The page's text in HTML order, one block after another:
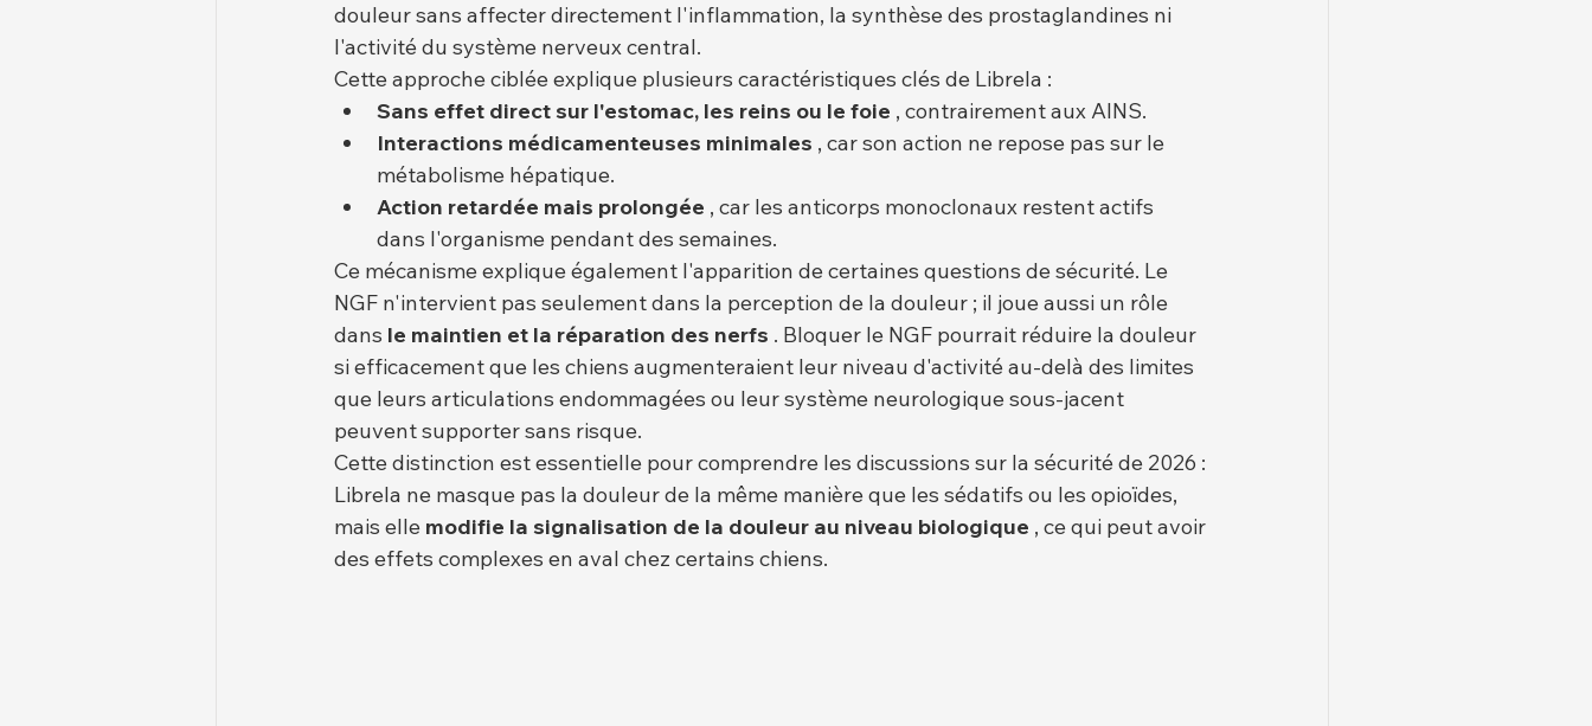
douleur sans affecter directement l'inflammation, la synthèse des prostaglandines ni
l'activité du système nerveux central.
Cette approche ciblée explique plusieurs caractéristiques clés de Librela :
Sans effet direct sur l'estomac, les reins ou le foie , contrairement aux AINS.
Interactions médicamenteuses minimales , car son action ne repose pas sur le
métabolisme hépatique.
Action retardée mais prolongée , car les anticorps monoclonaux restent actifs
dans l'organisme pendant des semaines.
Ce mécanisme explique également l'apparition de certaines questions de sécurité. Le
NGF n'intervient pas seulement dans la perception de la douleur ; il joue aussi un rôle
dans le maintien et la réparation des nerfs . Bloquer le NGF pourrait réduire la douleur
si efficacement que les chiens augmenteraient leur niveau d'activité au-delà des limites
que leurs articulations endommagées ou leur système neurologique sous-jacent
peuvent supporter sans risque.
Cette distinction est essentielle pour comprendre les discussions sur la sécurité de 2026 :
Librela ne masque pas la douleur de la même manière que les sédatifs ou les opioïdes,
mais elle modifie la signalisation de la douleur au niveau biologique , ce qui peut avoir
des effets complexes en aval chez certains chiens.